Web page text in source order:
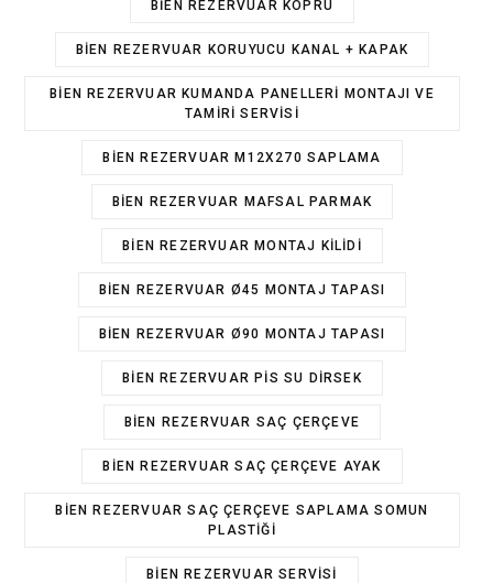
BIEN REZERVUAR KÖPRÜ
BIEN REZERVUAR KORUYUCU KANAL + KAPAK
BIEN REZERVUAR KUMANDA PANELLERI MONTAJI VE
TAMIRI SERVISI
BIEN REZERVUAR M12X270 SAPLAMA
BIEN REZERVUAR MAFSAL PARMAK
BIEN REZERVUAR MONTAJ KILIDI
BIEN REZERVUAR Ø45 MONTAJ TAPASI
BIEN REZERVUAR Ø90 MONTAJ TAPASI
BIEN REZERVUAR PIS SU DIRSEK
BIEN REZERVUAR SAÇ ÇERÇEVE
BIEN REZERVUAR SAÇ ÇERÇEVE AYAK
BIEN REZERVUAR SAÇ ÇERÇEVE SAPLAMA SOMUN
PLASTIĞI
BIEN REZERVUAR SERVISI